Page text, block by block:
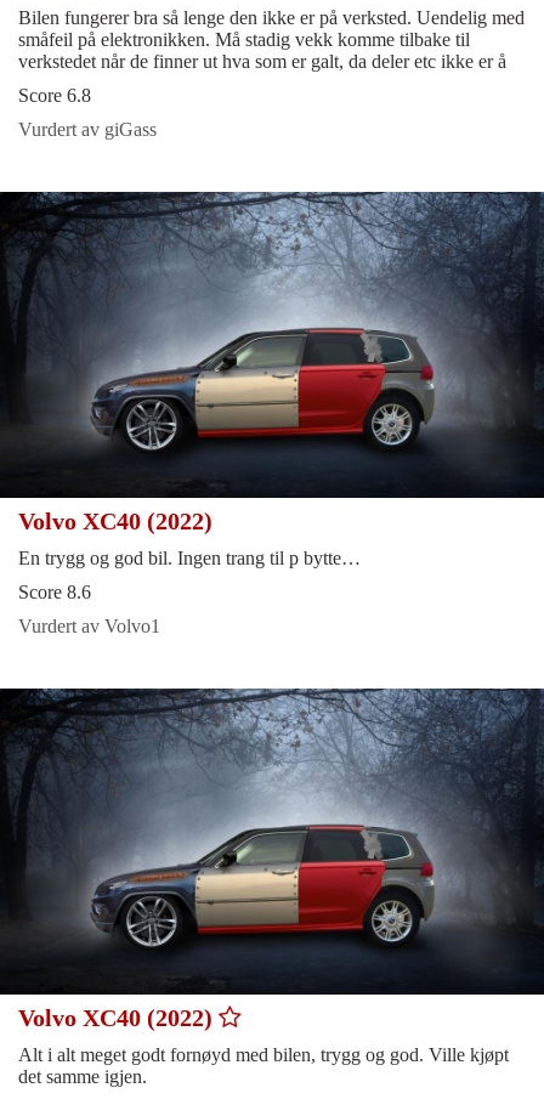
Bilen fungerer bra så lenge den ikke er på verksted. Uendelig med
småfeil på elektronikken. Må stadig vekk komme tilbake til
verkstedet når de finner ut hva som er galt, da deler etc ikke er å
Score 6.8
Vurdert av giGass
Volvo XC40 (2022)
En trygg og god bil. Ingen trang til p bytte…
Score 8.6
Vurdert av Volvo1
Volvo XC40 (2022)
Alt i alt meget godt fornøyd med bilen, trygg og god. Ville kjøpt
det samme igjen.